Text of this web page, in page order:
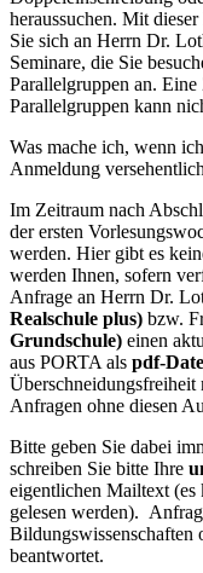
heraussuchen. Mit
Sie sich an Herrn Dr.
Seminare, die Sie
Parallelgruppen an.
Parallelgruppen kann
Was mache ich, wenn
Anmeldung
Im Zeitraum nach
der ersten
werden. Hier gibt es
werden Ihnen, sofern
Anfrage an Herrn Dr.
Realschule plus) bzw.
Grundschule) einen
aus PORTA als pdf-
Überschneidungsfreiheit
Anfragen ohne diesen
Bitte geben Sie dabei
schreiben Sie bitte Ihre
eigentlichen Mailtext (es
gelesen werden).
Bildungswissenschaften
beantwortet.